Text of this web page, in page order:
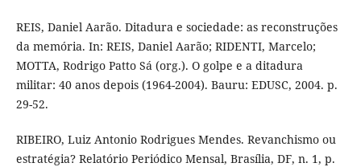
REIS, Daniel Aarão. Ditadura e sociedade: as reconstruções
da memória. In: REIS, Daniel Aarão; RIDENTI, Marcelo;
MOTTA, Rodrigo Patto Sá (org.). O golpe e a ditadura
militar: 40 anos depois (1964-2004). Bauru: EDUSC, 2004. p.
29-52.
RIBEIRO, Luiz Antonio Rodrigues Mendes. Revanchismo ou
estratégia? Relatório Periódico Mensal, Brasília, DF, n. 1, p.